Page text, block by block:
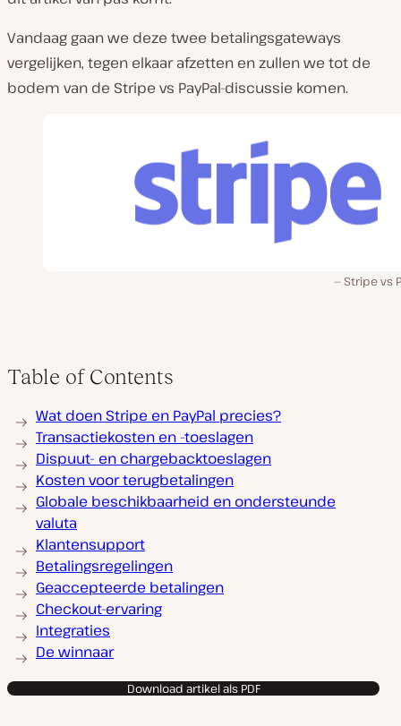
Vandaag gaan we deze twee betalingsgateways
vergelijken, tegen elkaar afzetten en zullen we tot de
bodem van de Stripe vs PayPal-discussie komen.
Stripe vs
Table of Contents
Wat doen Stripe en PayPal precies?
Transactiekosten en -toeslagen
Dispuut- en chargebacktoeslagen
Kosten voor terugbetalingen
Globale beschikbaarheid en ondersteunde
valuta
Klantensupport
Betalingsregelingen
Geaccepteerde betalingen
Checkout-ervaring
Integraties
De winnaar
Download artikel als PDF